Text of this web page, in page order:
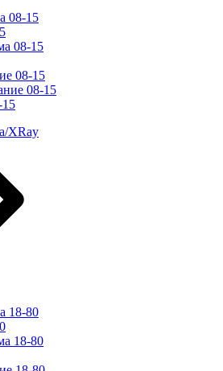
08-15
08-15
08-15
08-15
15
XRay
18-80
18-80